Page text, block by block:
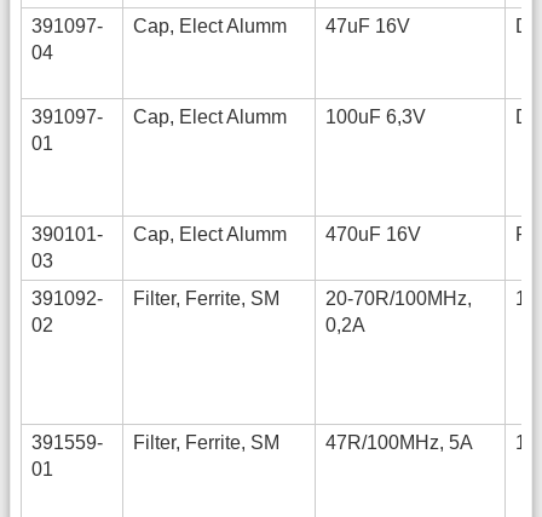
391097-
04
Cap, Elect Alumm 47uF 16V D
391097-
01
Cap, Elect Alumm 100uF 6,3V D
390101-
03
Cap, Elect Alumm 470uF 16V
391092-
02
Filter, Ferrite, SM
20-70R/100MHz,
0,2A
391559-
01
Filter, Ferrite, SM 47R/100MHz, 5A